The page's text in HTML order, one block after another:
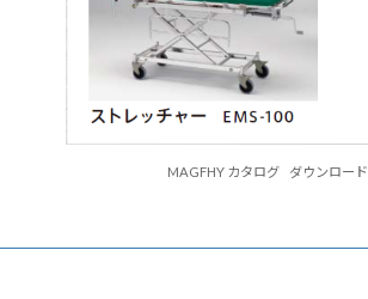
MAGFHY カタログ ダウンロード